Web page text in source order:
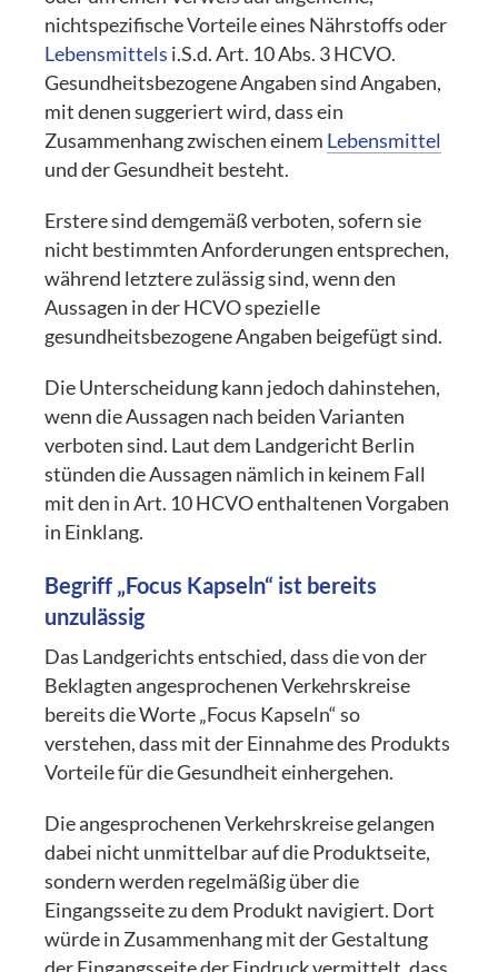
nichtspezifische Vorteile eines Nährstoffs oder
Lebensmittels i.S.d. Art. 10 Abs. 3 HCVO.
Gesundheitsbezogene Angaben sind Angaben,
mit denen suggeriert wird, dass ein
Zusammenhang zwischen einem Lebensmittel
und der Gesundheit besteht.
Erstere sind demgemäß verboten, sofern sie
nicht bestimmten Anforderungen entsprechen,
während letztere zulässig sind, wenn den
Aussagen in der HCVO spezielle
gesundheitsbezogene Angaben beigefügt sind.
Die Unterscheidung kann jedoch dahinstehen,
wenn die Aussagen nach beiden Varianten
verboten sind. Laut dem Landgericht Berlin
stünden die Aussagen nämlich in keinem Fall
mit den in Art. 10 HCVO enthaltenen Vorgaben
in Einklang.
Begriff „Focus Kapseln“ ist bereits
unzulässig
Das Landgerichts entschied, dass die von der
Beklagten angesprochenen Verkehrskreise
bereits die Worte „Focus Kapseln“ so
verstehen, dass mit der Einnahme des Produkts
Vorteile für die Gesundheit einhergehen.
Die angesprochenen Verkehrskreise gelangen
dabei nicht unmittelbar auf die Produktseite,
sondern werden regelmäßig über die
Eingangsseite zu dem Produkt navigiert. Dort
würde in Zusammenhang mit der Gestaltung